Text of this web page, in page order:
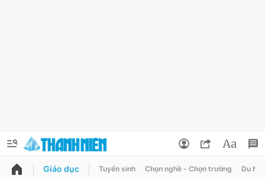
QUẢNG CÁO ĐẶT BÁO
Giáo dục Tuyển sinh Chọn nghề - Chọn trường Du học